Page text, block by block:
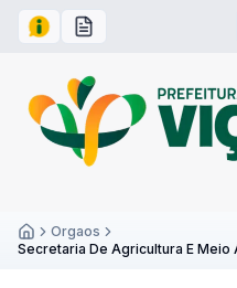
Acesso à Informação
Carta de Serviços
Inicío
Orgaos
Secretaria De Agricultura E Meio